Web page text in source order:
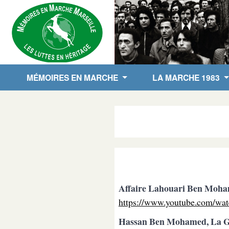
MÉMOIRES EN MARCHE LA MARCHE 1983
Affaire Lahouari Ben
https://www.youtube.com/
Hassan Ben Mohamed, La